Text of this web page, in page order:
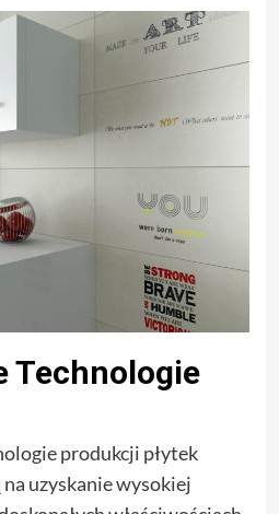
Technologie
produkcji płytek
uzyskanie wysokiej